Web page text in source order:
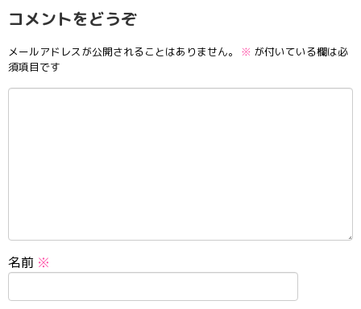
コメントをどうぞ
メールアドレスが公開されることはありません。 ※ が付いている欄は必
須項目です
名前 ※